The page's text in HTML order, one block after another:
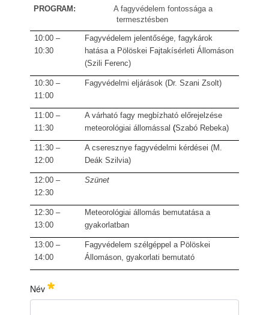
PROGRAM:A fagyvédelem fontossága a
termesztésben
10:00 –
10:30
Fagyvédelem jelentősége, fagykárok
hatása a Pölöskei Fajtakísérleti Állomáson
(Szili Ferenc)
10:30 –
11:00
Fagyvédelmi eljárások (Dr. Szani Zsolt)
11:00 –
11:30
A várható fagy megbízható előrejelzése
meteorológiai állomással (Szabó Rebeka)
11:30 –
12:00
A cseresznye fagyvédelmi kérdései (M.
Deák Szilvia)
12:00 –
12:30
Szünet
12:30 –
13:00
Meteorológiai állomás bemutatása a
gyakorlatban
13:00 –
14:00
Fagyvédelem szélgéppel a Pölöskei
Állomáson, gyakorlati bemutató
Név